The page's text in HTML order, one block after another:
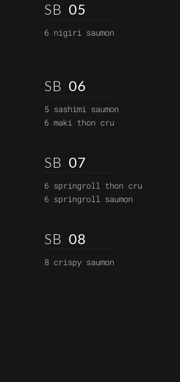
SB 05
6 nigiri saumon
SB 06
5 sashimi saumon
6 maki thon cru
SB 07
6 springroll thon cru
6 springroll saumon
SB 08
8 crispy saumon